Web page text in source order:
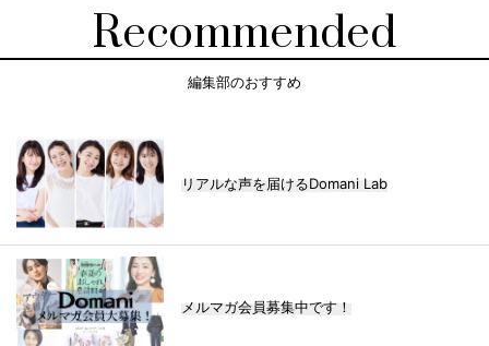
Recommended
編集部のおすすめ
リアルな声を届けるDomani Lab
メルマガ会員募集中です！